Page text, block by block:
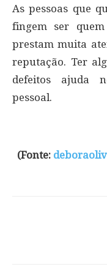
As pessoas que
fingem ser
prestam muita
reputação. Ter
defeitos ajuda
pessoal.
(Fonte: